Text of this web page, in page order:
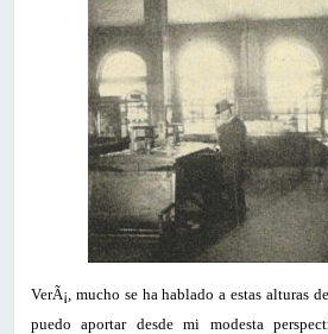
VerÃ¡, mucho se ha hablado a estas alturas
puedo aportar desde mi modesta